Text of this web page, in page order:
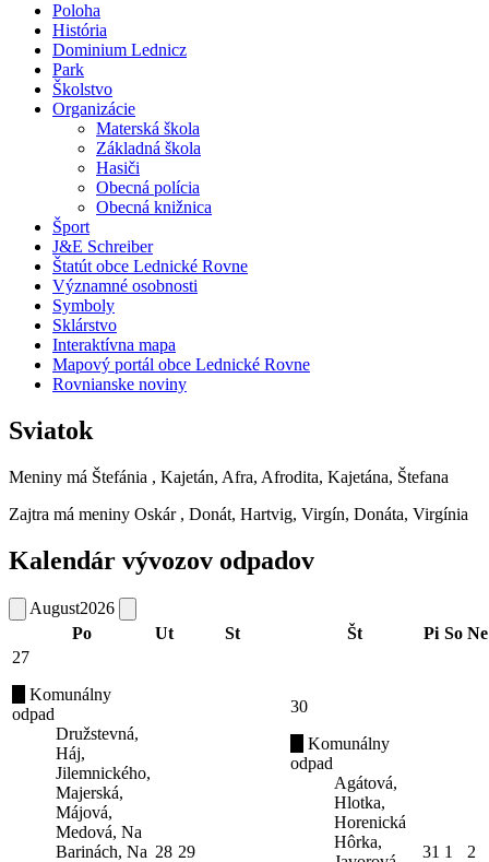
Poloha
História
Dominium Lednicz
Park
Školstvo
Organizácie
Materská škola
Základná škola
Hasiči
Obecná polícia
Obecná knižnica
Šport
J&E Schreiber
Štatút obce Lednické Rovne
Významné osobnosti
Symboly
Sklárstvo
Interaktívna mapa
Mapový portál obce Lednické Rovne
Rovnianske noviny
Sviatok
Meniny má Štefánia , Kajetán, Afra, Afrodita, Kajetána, Štefana
Zajtra má meniny Oskár , Donát, Hartvig, Virgín, Donáta, Virgínia
Kalendár vývozov odpadov
August2026
Po
Ut St Št Pi So Ne
27
Komunálny
odpad
Družstevná,
Háj,
Jilemnického,
Majerská,
Májová,
Medová, Na
Barinách, Na 28 29
30
Komunálny
odpad
Agátová,
Hlotka,
Horenická
Hôrka,
31 1 2